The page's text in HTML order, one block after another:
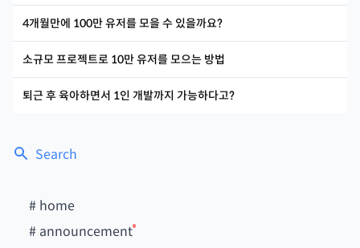
Search
# home
# announcement
4개월만에 100만 유저를 모을 수 있을까요?
소규모 프로젝트로 10만 유저를 모으는 방법
퇴근 후 육아하면서 1인 개발까지 가능하다고?